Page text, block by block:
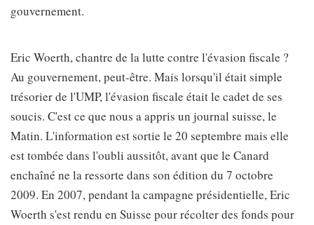
gouvernement.
Eric Woerth, chantre de la lutte contre l'évasion fiscale ?
Au gouvernement, peut-être. Mais lorsqu'il était simple
trésorier de l'UMP, l'évasion fiscale était le cadet de ses
soucis. C'est ce que nous a appris un journal suisse, le
Matin. L'information est sortie le 20 septembre mais elle
est tombée dans l'oubli aussitôt, avant que le Canard
enchaîné ne la ressorte dans son édition du 7 octobre
2009. En 2007, pendant la campagne présidentielle, Eric
Woerth s'est rendu en Suisse pour récolter des fonds pour